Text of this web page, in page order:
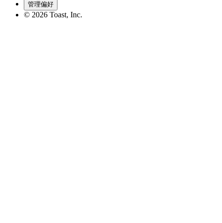
管理偏好
© 2026 Toast, Inc.